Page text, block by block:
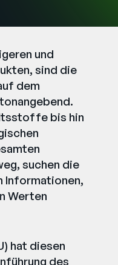
und
sind die
dem
bis hin
suchen die
Informationen,
Werten
hat diesen
des